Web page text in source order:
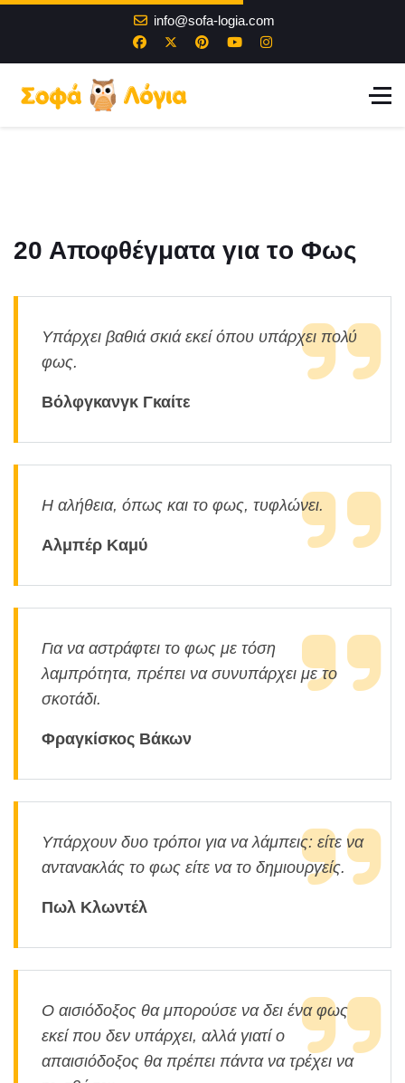
info@sofa-logia.com
20 Αποφθέγματα για τo Φως
Υπάρχει βαθιά σκιά εκεί όπου υπάρχει πολύ
φως.
Βόλφγκανγκ Γκαίτε
Η αλήθεια, όπως και το φως, τυφλώνει.
Αλμπέρ Καμύ
Για να αστράφτει το φως με τόση
λαμπρότητα, πρέπει να συνυπάρχει με το
σκοτάδι.
Φραγκίσκος Βάκων
Υπάρχουν δυο τρόποι για να λάμπεις: είτε να
αντανακλάς το φως είτε να το δημιουργείς.
Πωλ Κλωντέλ
Ο αισιόδοξος θα μπορούσε να δει ένα φως
εκεί που δεν υπάρχει, αλλά γιατί ο
απαισιόδοξος θα πρέπει πάντα να τρέχει να